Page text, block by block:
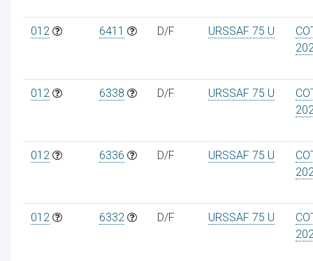
012 6411 D/F URSSAF 75 U
012 6338 D/F URSSAF 75 U
012 6336 D/F URSSAF 75 U
012 6332 D/F URSSAF 75 U